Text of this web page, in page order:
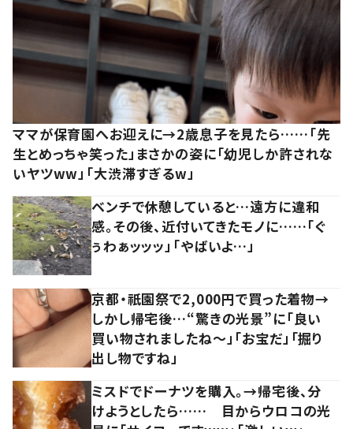
ママが保育園へお迎えに→2歳息子を見たら……「先
生とめっちゃ笑った」まさかの姿に「幼児しか許されな
いヤツww」「大渋滞すぎるw」
ベンチで休憩していると…遠方に違和
感。その後、近付いてきたモノに……「ぐ
ぅわぁッッッ」「やばいよ…」
京都・祇園祭で2,000円で買った着物→
しかし帰宅後…“驚きの光景”に「良い
買い物されましたね～」「お宝だ」「掘り
出し物ですね」
ミスドでドーナツを購入。→帰宅後、分
けようとしたら…… 目からウロコの光